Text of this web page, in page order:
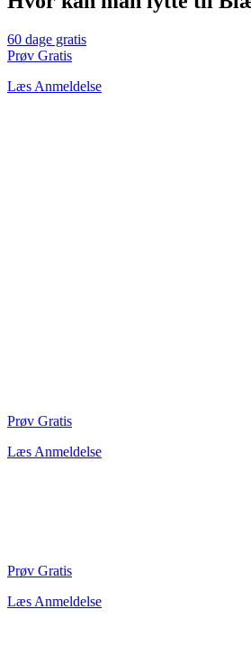
60 dage gratis
Prøv Gratis
Læs Anmeldelse
Prøv Gratis
Læs Anmeldelse
Prøv Gratis
Læs Anmeldelse